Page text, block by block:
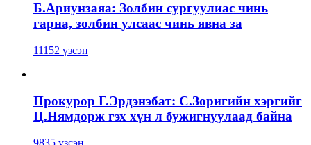
Б.Ариунзаяа: Золбин сургуулиас чинь
гарна, золбин улсаас чинь явна за
11152 үзсэн
Прокурор Г.Эрдэнэбат: С.Зоригийн хэргийг
Ц.Нямдорж гэх хүн л бужигнуулаад байна